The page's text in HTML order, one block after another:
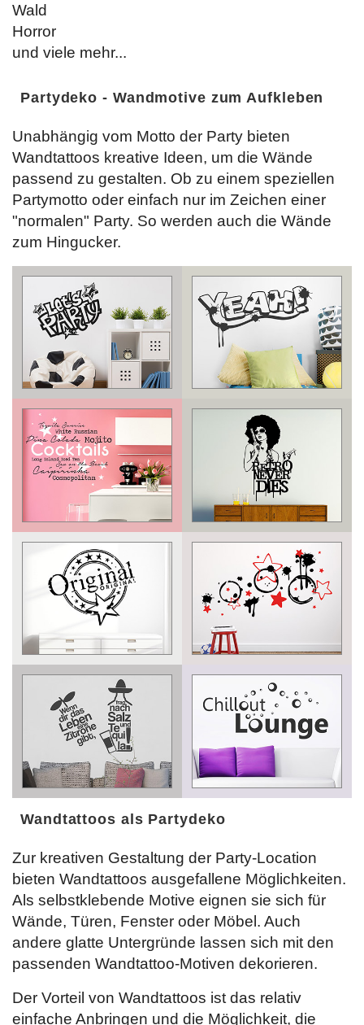
Wald
Horror
und viele mehr...
Partydeko - Wandmotive zum Aufkleben
Unabhängig vom Motto der Party bieten
Wandtattoos kreative Ideen, um die Wände
passend zu gestalten. Ob zu einem speziellen
Partymotto oder einfach nur im Zeichen einer
"normalen" Party. So werden auch die Wände
zum Hingucker.
Wandtattoos als Partydeko
Zur kreativen Gestaltung der Party-Location
bieten Wandtattoos ausgefallene Möglichkeiten.
Als selbstklebende Motive eignen sie sich für
Wände, Türen, Fenster oder Möbel. Auch
andere glatte Untergründe lassen sich mit den
passenden Wandtattoo-Motiven dekorieren.
Der Vorteil von Wandtattoos ist das relativ
einfache Anbringen und die Möglichkeit, die